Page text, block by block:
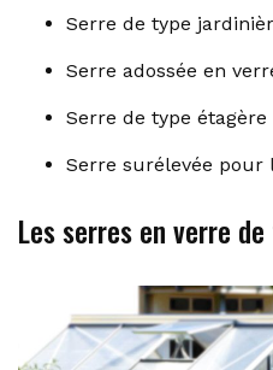
Serre de type
Serre adossée en
Serre de type étagère
Serre surélevée pour
Les serres en verre